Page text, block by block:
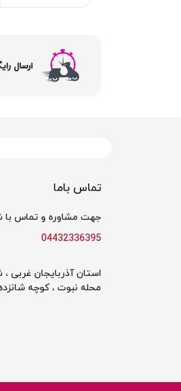
ارسال
تماس باما
جهت مشاوره و تماس با
04432336395
استان آذربایجان غربی
محله نبوت ، کوچه شانزدهم[اول